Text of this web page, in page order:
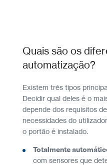
Quais são os
automatização?
Existem três tipos
Decidir qual deles é o
depende dos requisitos
necessidades do
o portão é instalado.
Totalmente
com sensores que